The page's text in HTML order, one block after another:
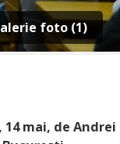
foto (1)
mai, de Andrei